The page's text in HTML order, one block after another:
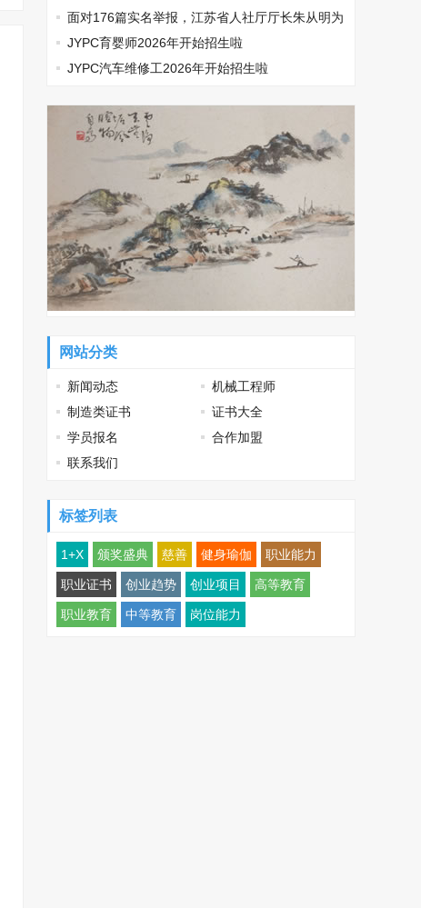
面对176篇实名举报，江苏省人社厅厅长朱从明为
何选择沉默
JYPC育婴师2026年开始招生啦
JYPC汽车维修工2026年开始招生啦
网站分类
新闻动态
机械工程师
制造类证书
证书大全
学员报名
合作加盟
联系我们
标签列表
1+X 颁奖盛典 慈善 健身瑜伽 职业能力
职业证书 创业趋势 创业项目 高等教育
职业教育 中等教育 岗位能力